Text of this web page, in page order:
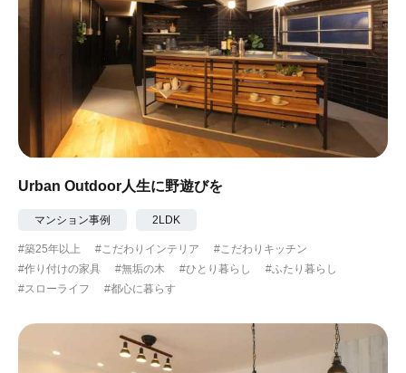
Urban Outdoor人生に野遊びを
マンション事例 2LDK
#築25年以上 #こだわりインテリア
#こだわりキッチン
#作り付けの家具
#無垢の木 #ひとり暮らし
#ふたり暮らし
#スローライフ
#都心に暮らす